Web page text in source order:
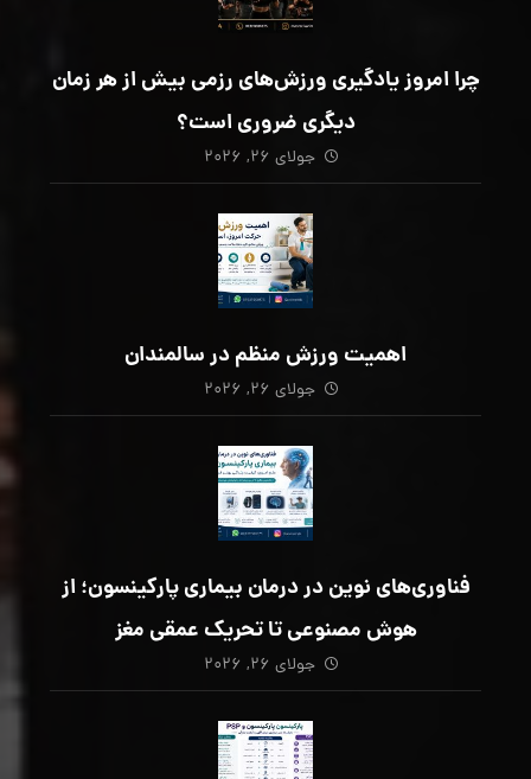
چرا امروز یادگیری ورزش‌های رزمی بیش از هر زمان
دیگری ضروری است؟
جولای ۲۶, ۲۰۲۶
اهمیت ورزش منظم در سالمندان
جولای ۲۶, ۲۰۲۶
فناوری‌های نوین در درمان بیماری پارکینسون؛ از
هوش مصنوعی تا تحریک عمقی مغز
جولای ۲۶, ۲۰۲۶